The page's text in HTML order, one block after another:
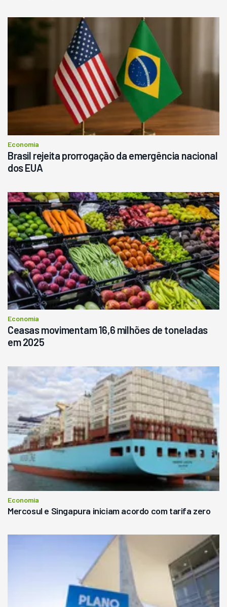
Economia
Brasil rejeita prorrogação da emergência nacional
dos EUA
Economia
Ceasas movimentam 16,6 milhões de toneladas
em 2025
Economia
Mercosul e Singapura iniciam acordo com tarifa zero